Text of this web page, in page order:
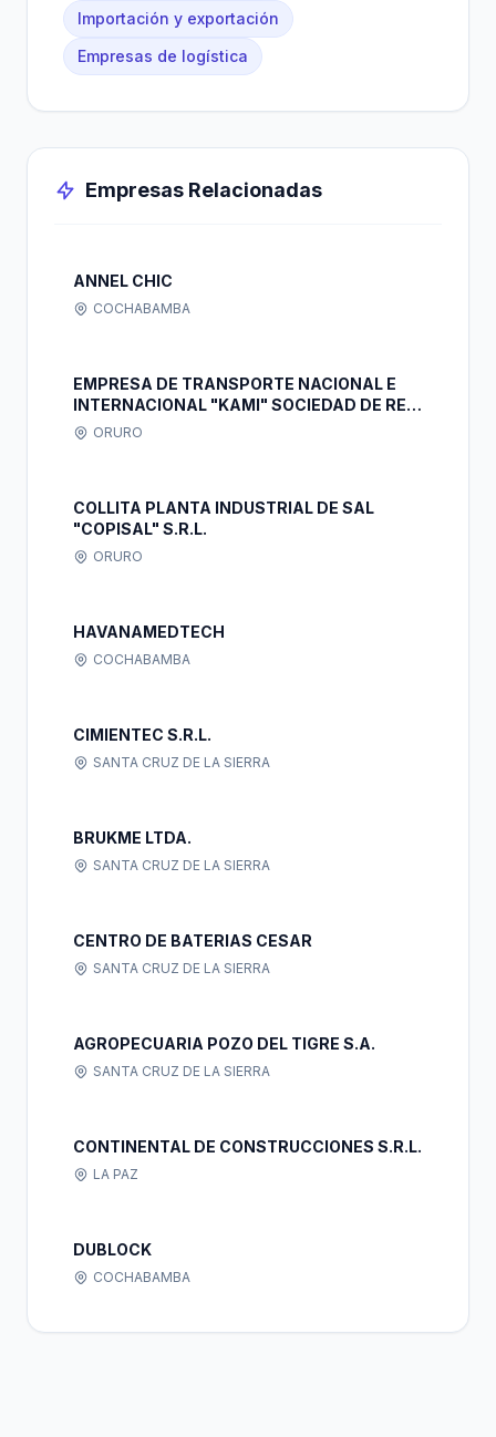
Importación y exportación
Empresas de logística
Empresas Relacionadas
ANNEL CHIC
COCHABAMBA
EMPRESA DE TRANSPORTE NACIONAL E
INTERNACIONAL "KAMI" SOCIEDAD DE RES
PONSABILIDAD LIMITADA
ORURO
COLLITA PLANTA INDUSTRIAL DE SAL
"COPISAL" S.R.L.
ORURO
HAVANAMEDTECH
COCHABAMBA
CIMIENTEC S.R.L.
SANTA CRUZ DE LA SIERRA
BRUKME LTDA.
SANTA CRUZ DE LA SIERRA
CENTRO DE BATERIAS CESAR
SANTA CRUZ DE LA SIERRA
AGROPECUARIA POZO DEL TIGRE S.A.
SANTA CRUZ DE LA SIERRA
CONTINENTAL DE CONSTRUCCIONES S.R.L.
LA PAZ
DUBLOCK
COCHABAMBA